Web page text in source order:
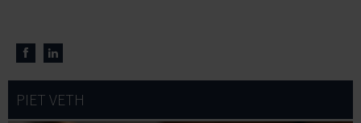
PIET VETH